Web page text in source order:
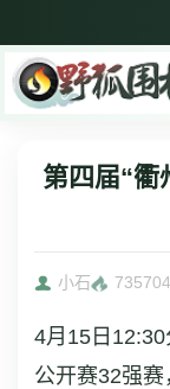
第四届“衢
小石 7357
4月15日12:30
公开赛32强